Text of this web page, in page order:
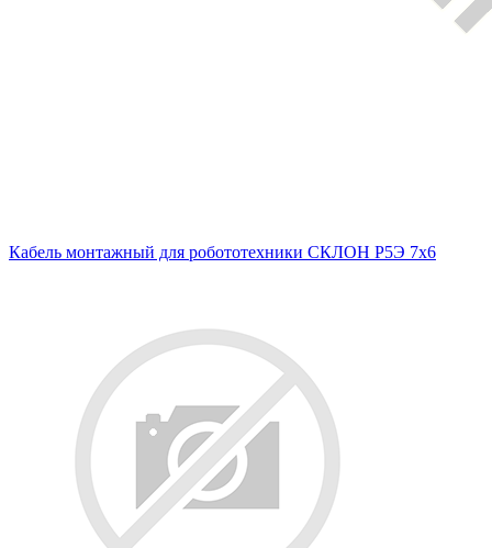
Кабель монтажный для робототехники СКЛОН Р5Э 7х6